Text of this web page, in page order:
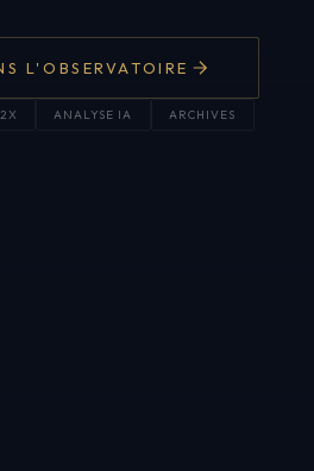
L'OBSERVATOIRE
ANALYSE IA ARCHIVES